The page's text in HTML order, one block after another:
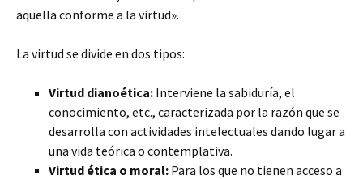
aquella conforme a la virtud».
La virtud se divide en dos tipos:
Virtud dianoética: Interviene la sabiduría, el
conocimiento, etc., caracterizada por la razón que se
desarrolla con actividades intelectuales dando lugar a
una vida teórica o contemplativa.
Virtud ética o moral: Para los que no tienen acceso a